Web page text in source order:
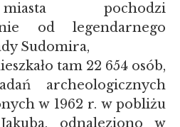
pochodzi
od legendarnego
Sudomira,
tam 22 654 osób,
archeologicznych
w 1962 r. w pobliżu
odnaleziono w